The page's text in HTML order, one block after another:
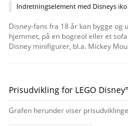
Indretningselement med Disneys
Disney-fans fra 18 år kan bygge
hjemmet, på en bogreol eller et
Disney minifigurer, bl.a. Mickey
Prisudvikling for LEGO
Grafen herunder viser